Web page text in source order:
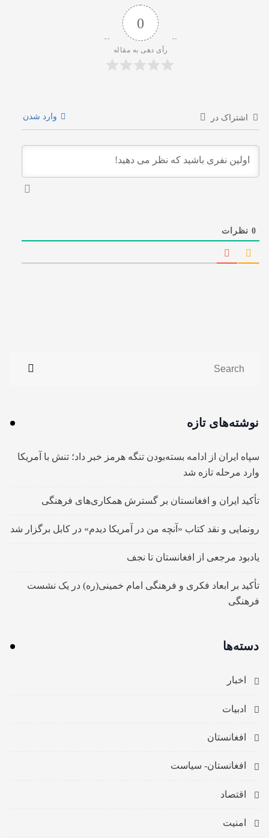
0
رأی دهی به مقاله
اشتراک در وارد شدن
0نظرات
نوشته‌های تازه
سپاه ایران از ادامه بسته‌بودن تنگه هرمز خبر داد؛ تنش با آمریکا
وارد مرحله تازه شد
تأکید ایران و افغانستان بر گسترش همکاری‌های فرهنگی
رونمایی و نقد کتاب «آنچه من در آمریکا دیدم» در کابل برگزار شد
یادبود مرجعی از افغانستان تا نجف
تأکید بر ابعاد فکری و فرهنگی امام خمینی(ره) در یک نشست
فرهنگی
دسته‌ها
اخبار
ادبیات
افغانستان
افغانستان- سیاست
اقتصاد
امنیت